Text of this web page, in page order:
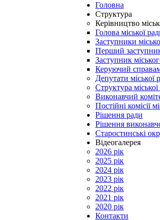
Головна
Структура
Керівництво
Голова міської
Заступники
Перший
Заступник
Керуючий
Депутати міської
Структура
Виконавчий
Постійні комісії
Рішення ради
Рішення
Старостинські
Відеогалерея
2026 рік
2025 рік
2024 рік
2023 рік
2022 рік
2021 рік
2020 рік
Контакти